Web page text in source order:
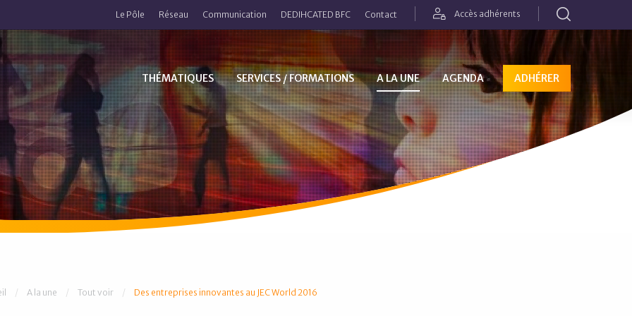
Le Pôle Réseau Communication DEDIHCATED BFC Contact Accès adhérents
THÉMATIQUES SERVICES / FORMATIONS A LA UNE AGENDA ADHÉRER
êtes ici :
A la une Tout voir Des entreprises innovantes au JEC World 2016